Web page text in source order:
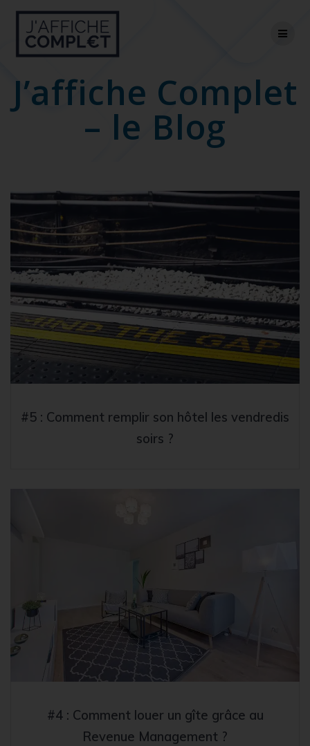
J’affiche Complet
– le Blog
#5 : Comment remplir son hôtel les vendredis
soirs ?
#4 : Comment louer un gîte grâce au
Revenue Management ?